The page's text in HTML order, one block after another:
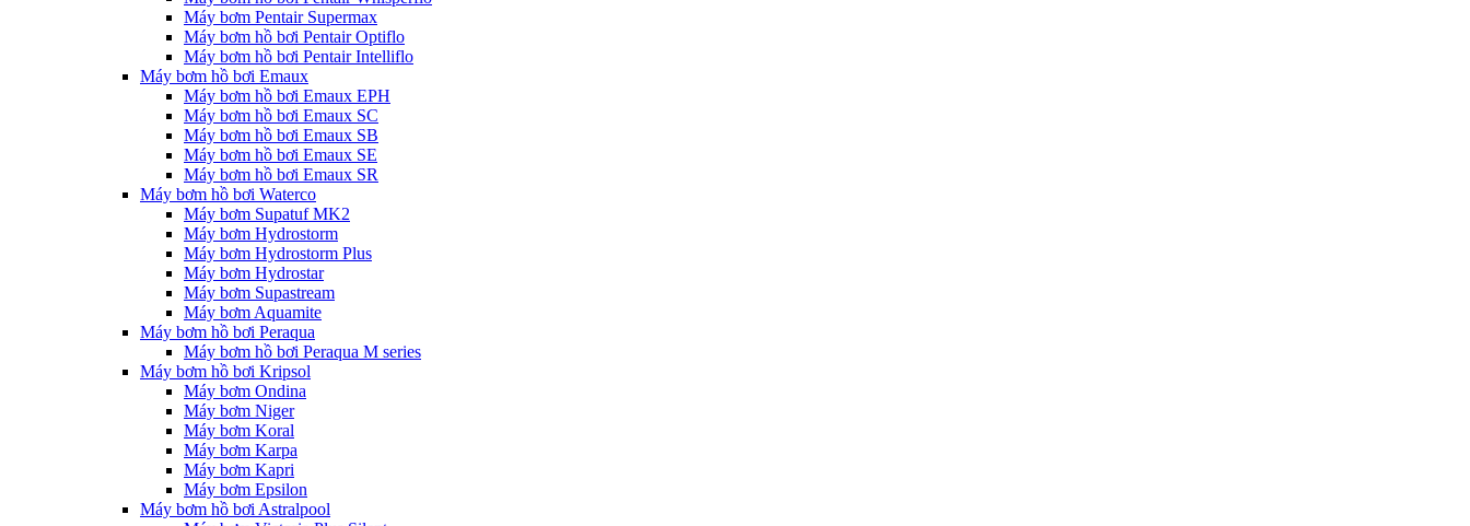
Máy bơm Pentair Supermax
Máy bơm hồ bơi Pentair Optiflo
Máy bơm hồ bơi Pentair Intelliflo
Máy bơm hồ bơi Emaux
Máy bơm hồ bơi Emaux EPH
Máy bơm hồ bơi Emaux SC
Máy bơm hồ bơi Emaux SB
Máy bơm hồ bơi Emaux SE
Máy bơm hồ bơi Emaux SR
Máy bơm hồ bơi Waterco
Máy bơm Supatuf MK2
Máy bơm Hydrostorm
Máy bơm Hydrostorm Plus
Máy bơm Hydrostar
Máy bơm Supastream
Máy bơm Aquamite
Máy bơm hồ bơi Peraqua
Máy bơm hồ bơi Peraqua M series
Máy bơm hồ bơi Kripsol
Máy bơm Ondina
Máy bơm Niger
Máy bơm Koral
Máy bơm Karpa
Máy bơm Kapri
Máy bơm Epsilon
Máy bơm hồ bơi Astralpool